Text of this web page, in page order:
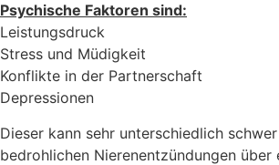
Psychische Faktoren sind:
Leistungsdruck
Stress und Müdigkeit
Konflikte in der Partnerschaft
Depressionen
Dieser kann sehr unterschiedlich
bedrohlichen Nierenentzündungen über